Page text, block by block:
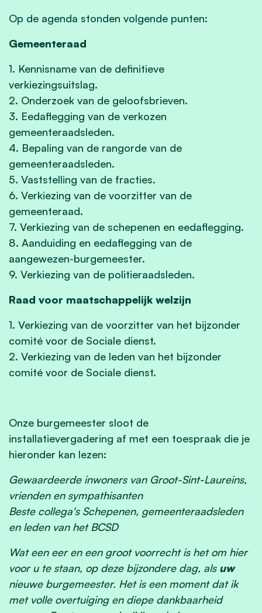
Op de agenda stonden volgende punten:
Gemeenteraad
1. Kennisname van de definitieve
verkiezingsuitslag.
2. Onderzoek van de geloofsbrieven.
3. Eedaflegging van de verkozen
gemeenteraadsleden.
4. Bepaling van de rangorde van de
gemeenteraadsleden.
5. Vaststelling van de fracties.
6. Verkiezing van de voorzitter van de
gemeenteraad.
7. Verkiezing van de schepenen en eedaflegging.
8. Aanduiding en eedaflegging van de
aangewezen-burgemeester.
9. Verkiezing van de politieraadsleden.
Raad voor maatschappelijk welzijn
1. Verkiezing van de voorzitter van het bijzonder
comité voor de Sociale dienst.
2. Verkiezing van de leden van het bijzonder
comité voor de Sociale dienst.
Onze burgemeester sloot de
installatievergadering af met een toespraak die je
hieronder kan lezen:
Gewaardeerde inwoners van Groot-Sint-Laureins,
vrienden en sympathisanten
Beste collega's Schepenen, gemeenteraadsleden
en leden van het BCSD
Wat een eer en een groot voorrecht is het om hier
voor u te staan, op deze bijzondere dag, als uw
nieuwe burgemeester. Het is een moment dat ik
met volle overtuiging en diepe dankbaarheid